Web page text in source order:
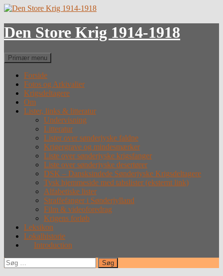
Hop
indhold
Den Store Krig 1914-1918
Søg
Primær menu
Forside
Fotos og Arkivalier
Krigsdeltagere
Om
Lister, links & litteratur
Undervisning
Litteratur
Lister over sønderjyske faldne
Krigergrave og mindesmærker
Liste over sønderjyske krigsfanger
Liste over sønderjyske desertører
DSK – Dansksindede Sønderjyske Krigsdeltagere
Tysk hjemmeside med tabslister (eksternt link)
Alfabetiske lister
Straffefanger i Sønderjylland
Film & videoforedrag
Krigens forløb
Leksikon
Lokalhistorie
Introduction
Søg
efter: